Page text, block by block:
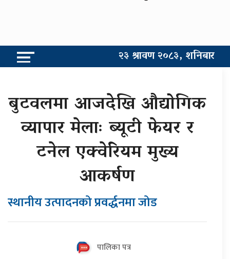
२३ श्रावण २०८३, शनिबार
बुटवलमा आजदेखि औद्योगिक
व्यापार मेलाः ब्यूटी फेयर र
टनेल एक्वेरियम मुख्य
आकर्षण
स्थानीय उत्पादनको प्रवर्द्धनमा जोड
पालिका पत्र